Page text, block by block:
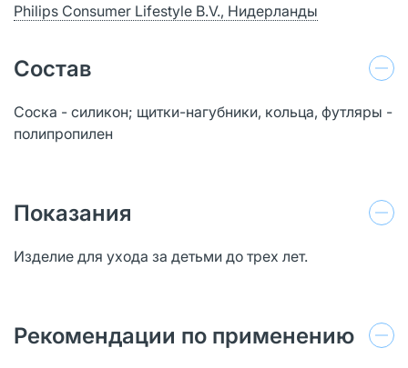
Philips Consumer Lifestyle B.V., Нидерланды
Состав
Соска - силикон; щитки-нагубники, кольца, футляры -
полипропилен
Показания
Изделие для ухода за детьми до трех лет.
Рекомендации по применению